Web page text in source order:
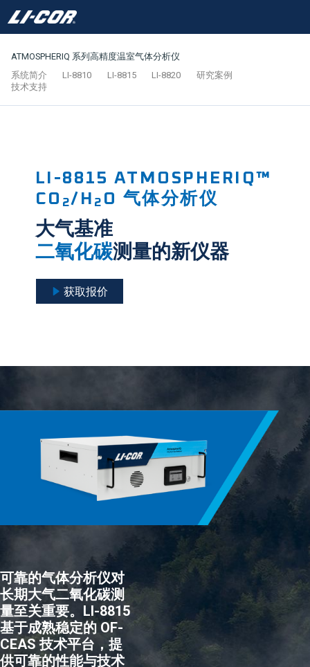
ATMOSPHERIQ 系列高精度温室气体分析仪
系统简介
LI-8810 LI-8815 LI-8820
研究案例
技术支持
LI-8815 ATMOSPHERIQ™
CO 2/H 2 O 气体分析仪
大气基准
二氧化碳测量的新仪器
获取报价
可靠的气体分析仪对
长期大气二氧化碳测
量至关重要。 LI-8815
基于成熟稳定的 OF-
CEAS 技术平台，提
供可靠的性能与技术